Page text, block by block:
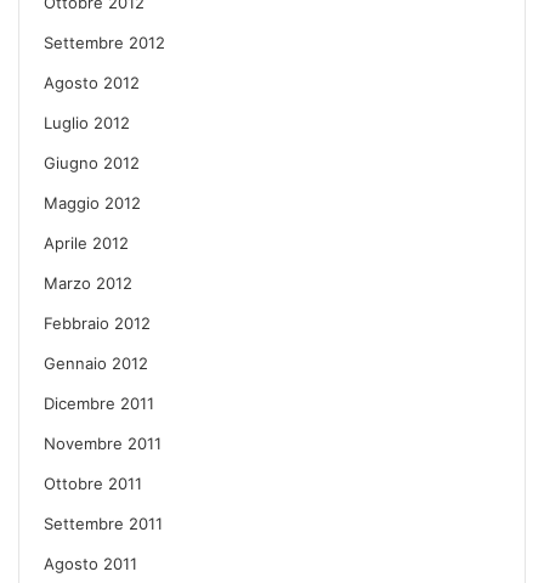
Settembre 2012
Agosto 2012
Luglio 2012
Giugno 2012
Maggio 2012
Aprile 2012
Marzo 2012
Febbraio 2012
Gennaio 2012
Dicembre 2011
Novembre 2011
Ottobre 2011
Settembre 2011
Agosto 2011